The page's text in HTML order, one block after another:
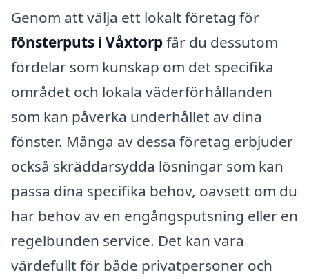
Genom att välja ett lokalt företag för
fönsterputs i Våxtorpfår du dessutom
fördelar som kunskap om det specifika
området och lokala väderförhållanden
som kan påverka underhållet av dina
fönster. Många av dessa företag erbjuder
också skräddarsydda lösningar som kan
passa dina specifika behov, oavsett om du
har behov av en engångsputsning eller en
regelbunden service. Det kan vara
värdefullt för både privatpersoner och